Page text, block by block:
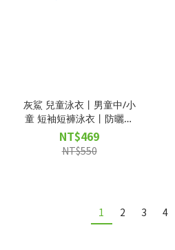
灰鯊 兒童泳衣丨男童中/小
童 短袖短褲泳衣丨防曬保
暖丨D0403106
NT$469
NT$550
1 2 3 4